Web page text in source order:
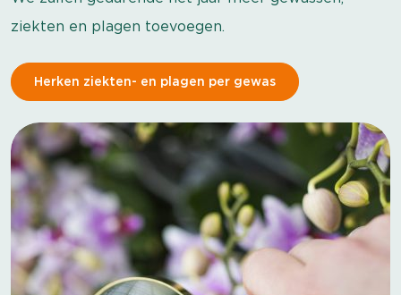
ziekten en plagen toevoegen.
Herken ziekten- en plagen per gewas